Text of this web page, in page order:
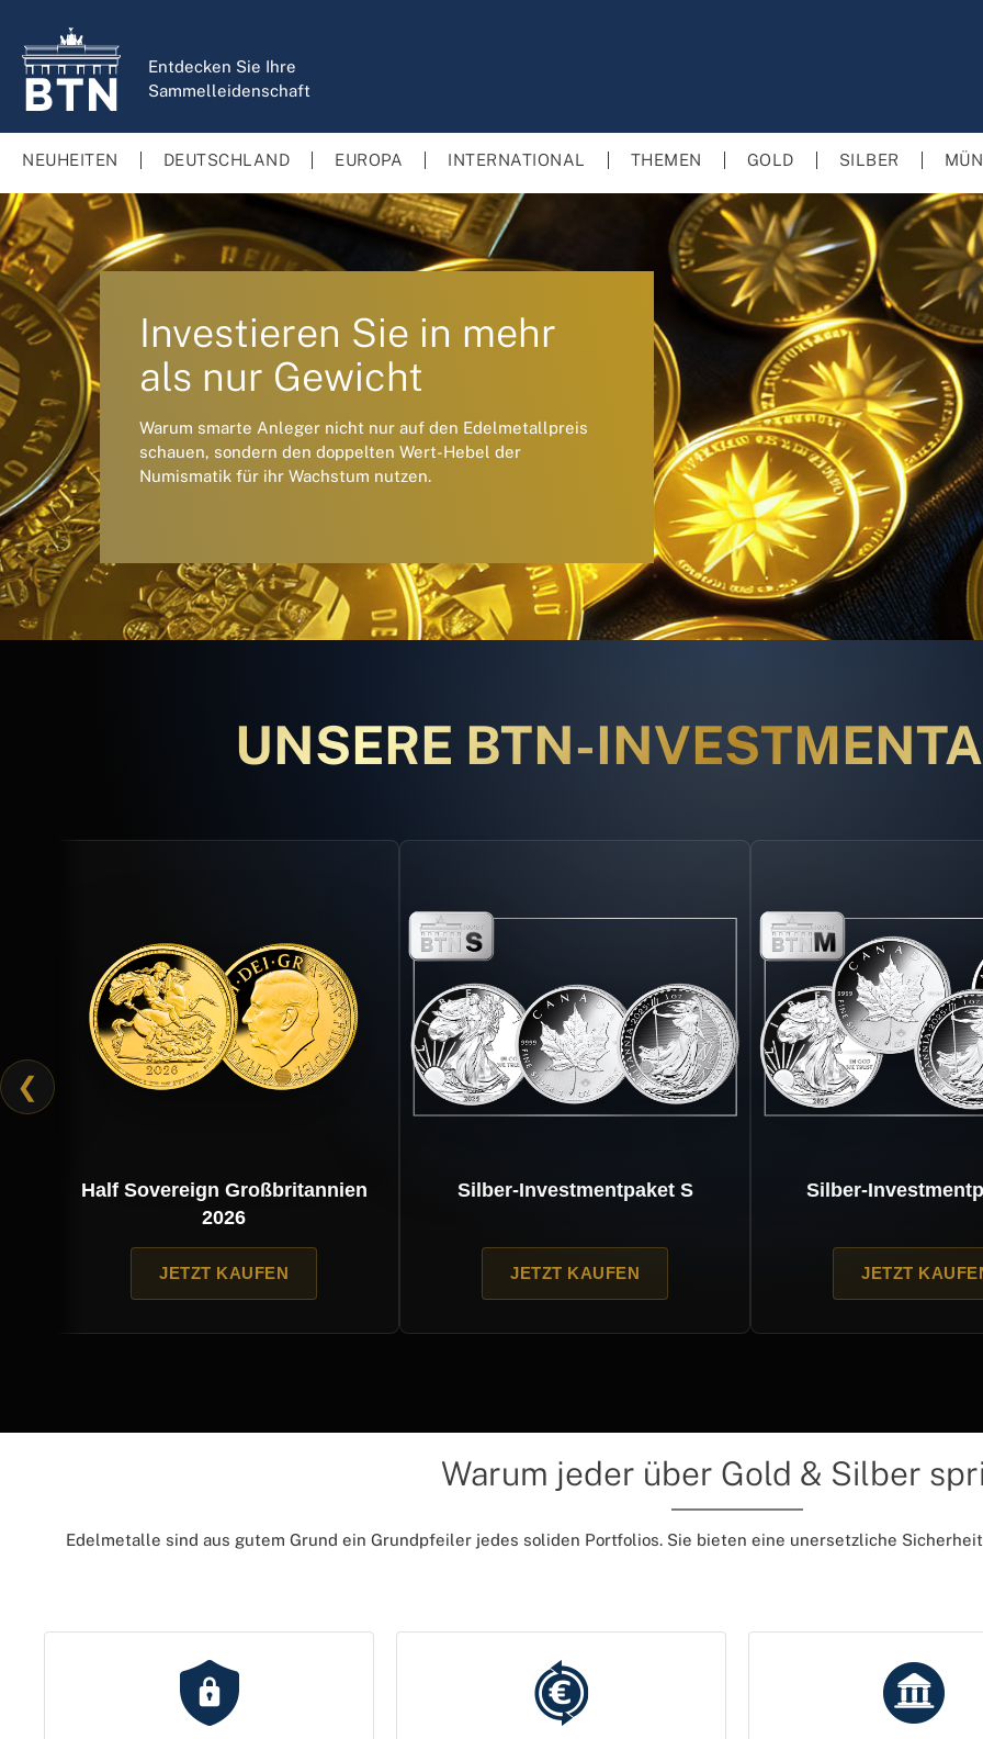
Entdecken Sie Ihre
Sammelleidenschaft
NEUHEITEN DEUTSCHLAND EUROPA INTERNATIONAL THEMEN GOLD SILBER
Investieren Sie in mehr
als nur Gewicht
Warum smarte Anleger nicht nur auf den Edelmetallpreis
schauen, sondern den doppelten Wert-Hebel der
Numismatik für ihr Wachstum nutzen.
UNSERE BTN-
❮
Half Sovereign Großbritannien
2026
JETZT KAUFEN
Silber-Investmentpaket S
JETZT KAUFEN
Silber-
JETZT KAUFEN
Warum jeder über Gold & Silber
Edelmetalle sind aus gutem Grund ein Grundpfeiler jedes soliden Portfolios. Sie bieten eine unersetzliche